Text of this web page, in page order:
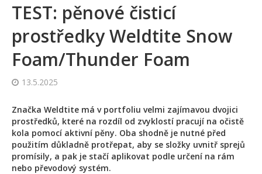
TEST: pěnové čisticí
prostředky Weldtite Snow
Foam/Thunder Foam
13.5.2025
Značka Weldtite má v portfoliu velmi zajímavou dvojici
prostředků, které na rozdíl od zvyklostí pracují na očistě
kola pomocí aktivní pěny. Oba shodně je nutné před
použitím důkladně protřepat, aby se složky uvnitř sprejů
promísily, a pak je stačí aplikovat podle určení na rám
nebo převodový systém.